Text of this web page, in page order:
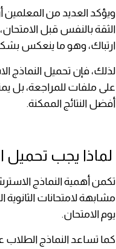
ويؤكد العديد من المعلمين
الثقة بالنفس قبل
ارتباك، وهو ما ينعكس
على ملفات للمراجعة، بل
أفضل النتائج الممكنة.
لماذا يجب تحميل
تكمن أهمية النماذج
مشابهة لامتحانات الثانوية
يوم الامتحان.
كما تساعد النماذج